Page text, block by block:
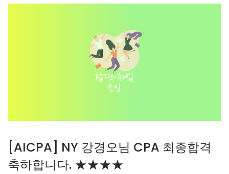
[AICPA] NY 강경오님 CPA 최종합격
축하합니다. ★★★★